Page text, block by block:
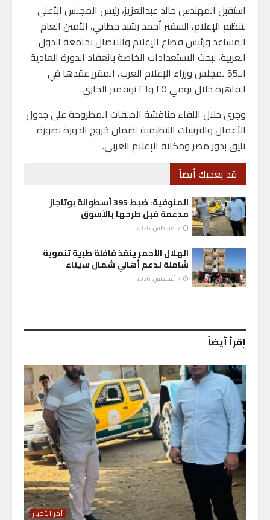
استقبل المهندس خالد عبدالعزيز، رئيس المجلس الأعلى
لتنظيم الإعلام، السفير أحمد رشيد خطابي، الأمين العام
المساعد ورئيس قطاع الإعلام والاتصال بجامعة الدول
العربية، لبحث الاستعدادات الخاصة بانعقاد الدورة العادية
الـ55 لمجلس وزراء الإعلام العرب، المقرر عقدها في
القاهرة خلال يومي ٢٥ و٢٦ نوفمبر الجاري.
وجرى خلال اللقاء مناقشة الملفات المطروحة على جدول
الأعمال والترتيبات التنظيمية لضمان خروج الدورة بصورة
تليق بدور مصر ومكانة الإعلام العربي.
قد يعجبك أيضاً
المنوفية: ضبط 395 أسطوانة بوتاجاز
مدعمة قبل طرحها بالأسوق
الهلال الأحمر ينفذ قافلة طبية تنموية
شاملة لدعم أهالي شمال سيناء
إقرأ أيضاً
آخر الأخبار